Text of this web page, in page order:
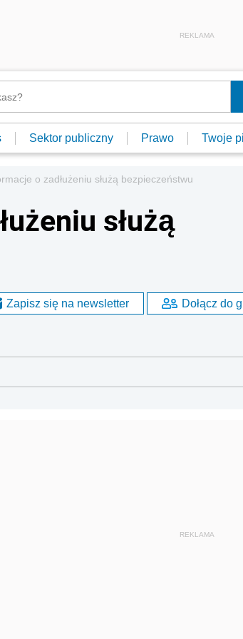
REKLAMA
Sektor publiczny Prawo Twoje
o zadłużeniu służą bezpieczeństwu
służą
Zapisz się na newsletter Dołącz do